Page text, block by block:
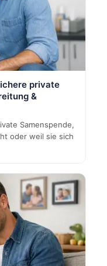
private
&
Samenspende,
oder weil sie sich